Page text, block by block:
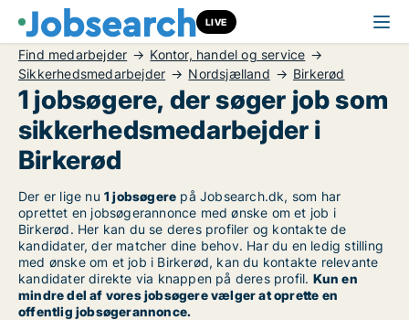
LIVE
Find medarbejder
Kontor, handel og service
Sikkerhedsmedarbejder
Nordsjælland Birkerød
1 jobsøgere, der søger job som
sikkerhedsmedarbejder i
Birkerød
Der er lige nu 1 jobsøgere på Jobsearch.dk, som har
oprettet en jobsøgerannonce med ønske om et job i
Birkerød. Her kan du se deres profiler og kontakte de
kandidater, der matcher dine behov. Har du en ledig stilling
med ønske om et job i Birkerød, kan du kontakte relevante
kandidater direkte via knappen på deres profil. Kun en
mindre del af vores jobsøgere vælger at oprette en
offentlig jobsøgerannonce.